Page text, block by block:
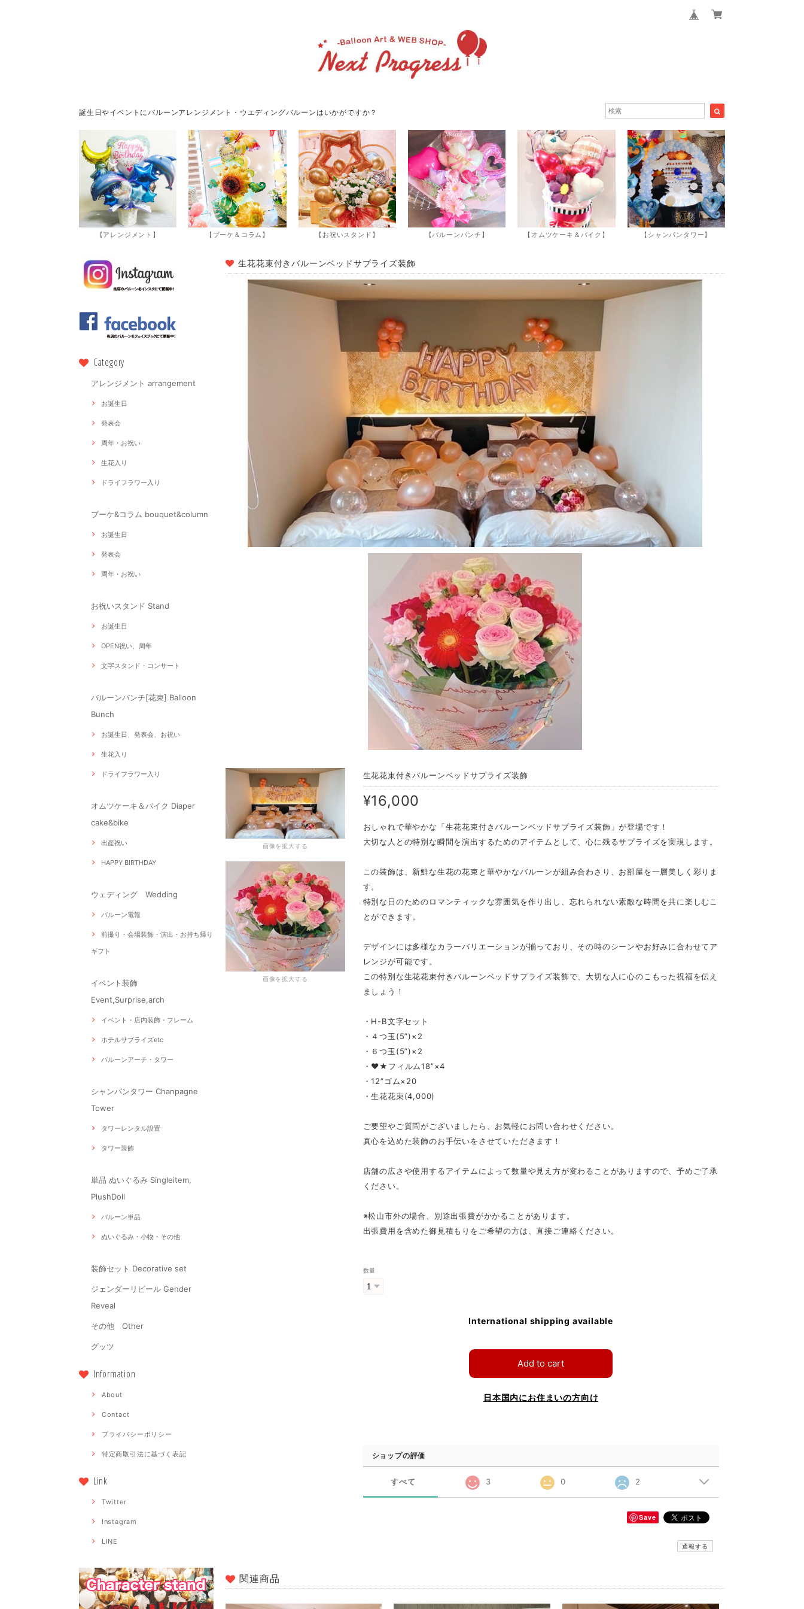
誕生日やイベントにバルーンアレンジメント・ウエディングバルーンはいかがですか？
【アレンジメント】 【ブーケ＆コラム】 【お祝いスタンド】 【バルーンバンチ】 【オムツケーキ＆バイク】 【シャンパンタワー】
Category
アレンジメント arrangement
お誕生日
発表会
周年・お祝い
生花入り
ドライフラワー入り
ブーケ&コラム bouquet&column
お誕生日
発表会
周年・お祝い
お祝いスタンド Stand
お誕生日
OPEN祝い、周年
文字スタンド・コンサート
バルーンバンチ[花束] Balloon
Bunch
お誕生日、発表会、お祝い
生花入り
ドライフラワー入り
オムツケーキ＆バイク Diaper
cake&bike
出産祝い
HAPPY BIRTHDAY
ウェディング Wedding
バルーン電報
前撮り・会場装飾・演出・お持ち帰り
ギフト
イベント装飾
Event,Surprise,arch
イベント・店内装飾・フレーム
ホテルサプライズetc
バルーンアーチ・タワー
シャンパンタワー Chanpagne
Tower
タワーレンタル設置
タワー装飾
単品 ぬいぐるみ Singleitem,
PlushDoll
バルーン単品
ぬいぐるみ・小物・その他
装飾セット Decorative set
ジェンダーリビール Gender
Reveal
その他 Other
グッツ
Information
About
Contact
プライバシーポリシー
特定商取引法に基づく表記
Link
Twitter
Instagram
LINE
生花花束付きバルーンベッドサプライズ装飾
画像を拡大する
画像を拡大する
生花花束付きバルーンベッドサプライズ装飾
¥16,000
おしゃれで華やかな「生花花束付きバルーンベッドサプライズ装飾」が登場です！
大切な人との特別な瞬間を演出するためのアイテムとして、心に残るサプライズを実現します。
この装飾は、新鮮な生花の花束と華やかなバルーンが組み合わさり、お部屋を一層美しく彩りま
す。
特別な日のためのロマンティックな雰囲気を作り出し、忘れられない素敵な時間を共に楽しむこ
とができます。
デザインには多様なカラーバリエーションが揃っており、その時のシーンやお好みに合わせてア
レンジが可能です。
この特別な生花花束付きバルーンベッドサプライズ装飾で、大切な人に心のこもった祝福を伝え
ましょう！
・H-B文字セット
・４つ玉(5”)×2
・６つ玉(5”)×2
・❤★フィルム18”×4
・12”ゴム×20
・生花花束(4,000)
ご要望やご質問がございましたら、お気軽にお問い合わせください。
真心を込めた装飾のお手伝いをさせていただきます！
店舗の広さや使用するアイテムによって数量や見え方が変わることがありますので、予めご了承
ください。
※松山市外の場合、別途出張費がかかることがあります。
出張費用を含めた御見積もりをご希望の方は、直接ご連絡ください。
数量
International shipping available
Add to cart
日本国内にお住まいの方向け
ショップの評価
すべて 3 0 2
Save
通報する
関連商品